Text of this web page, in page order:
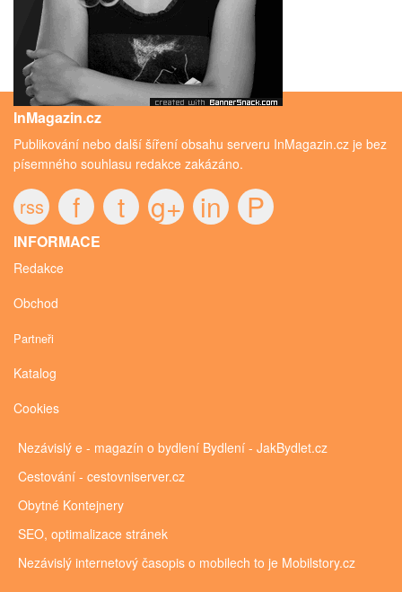
InMagazin.cz
Publikování nebo další šíření obsahu serveru InMagazin.cz je bez
písemného souhlasu redakce zakázáno.
rss f t g+ in P
INFORMACE
Redakce
Obchod
Partneři
Katalog
Cookies
Nezávislý e - magazín o bydlení Bydlení - JakBydlet.cz
Cestování - cestovniserver.cz
Obytné Kontejnery
SEO, optimalizace stránek
Nezávislý internetový časopis o mobilech to je Mobilstory.cz